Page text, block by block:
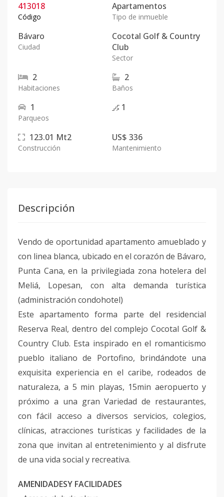
413018
Código
Apartamentos
Tipo de inmueble
Bávaro
Ciudad
Cocotal Golf & Country
Club
Sector
2
Habitaciones
2
Baños
1
Parqueos
1
123.01 Mt2
Construcción
US$ 336
Mantenimiento
Descripción
Vendo de oportunidad apartamento amueblado y
con linea blanca, ubicado en el corazón de Bávaro,
Punta Cana, en la privilegiada zona hotelera del
Meliá, Lopesan, con alta demanda turística
(administración condohotel)
Este apartamento forma parte del residencial
Reserva Real, dentro del complejo Cocotal Golf &
Country Club. Esta inspirado en el romanticismo
pueblo italiano de Portofino, brindándote una
exquisita experiencia en el caribe, rodeados de
naturaleza, a 5 min playas, 15min aeropuerto y
próximo a una gran Variedad de restaurantes,
con fácil acceso a diversos servicios, colegios,
clínicas, atracciones turísticas y facilidades de la
zona que invitan al entretenimiento y al disfrute
de una vida social y recreativa.
AMENIDADESY FACILIDADES